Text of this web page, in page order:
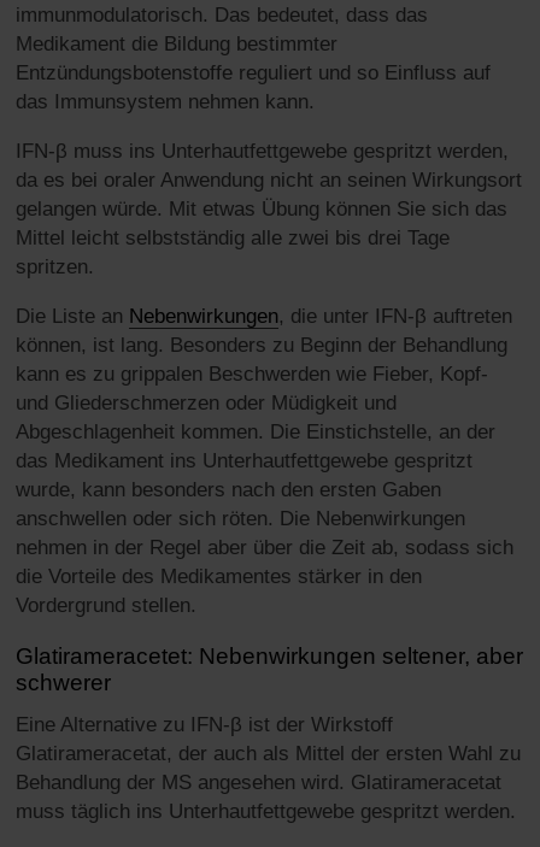
immunmodulatorisch. Das bedeutet, dass das
Medikament die Bildung bestimmter
Entzündungsbotenstoffe reguliert und so Einfluss auf
das Immunsystem nehmen kann.
IFN-β muss ins Unterhautfettgewebe gespritzt werden,
da es bei oraler Anwendung nicht an seinen Wirkungsort
gelangen würde. Mit etwas Übung können Sie sich das
Mittel leicht selbstständig alle zwei bis drei Tage
spritzen.
Die Liste an Nebenwirkungen, die unter IFN-β auftreten
können, ist lang. Besonders zu Beginn der Behandlung
kann es zu grippalen Beschwerden wie Fieber, Kopf-
und Gliederschmerzen oder Müdigkeit und
Abgeschlagenheit kommen. Die Einstichstelle, an der
das Medikament ins Unterhautfettgewebe gespritzt
wurde, kann besonders nach den ersten Gaben
anschwellen oder sich röten. Die Nebenwirkungen
nehmen in der Regel aber über die Zeit ab, sodass sich
die Vorteile des Medikamentes stärker in den
Vordergrund stellen.
Glatirameracetet: Nebenwirkungen seltener, aber
schwerer
Eine Alternative zu IFN-β ist der Wirkstoff
Glatirameracetat, der auch als Mittel der ersten Wahl zu
Behandlung der MS angesehen wird. Glatirameracetat
muss täglich ins Unterhautfettgewebe gespritzt werden.